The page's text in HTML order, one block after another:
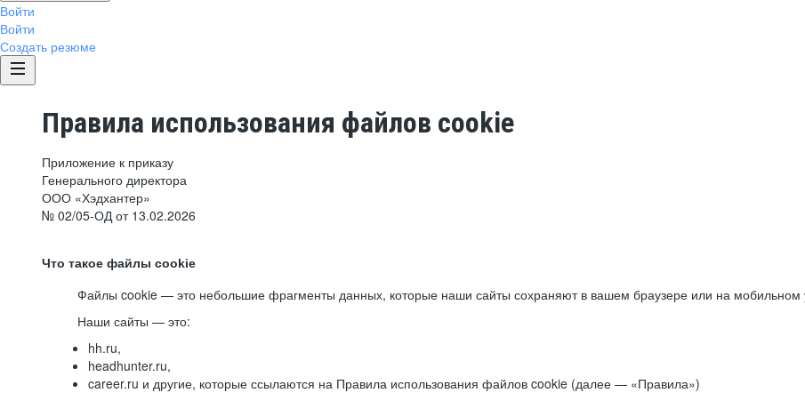
Войти
Войти
Создать резюме
Правила использования файлов cookie
Приложение к приказу
Генерального директора
ООО «Хэдхантер»
№ 02/05-ОД от 13.02.2026
Что такое файлы cookie
Файлы cookie — это небольшие фрагменты данных, которые наши сайты сохраняют в вашем браузере или на мобильном
Наши сайты — это:
hh.ru,
headhunter.ru,
career.ru и другие, которые ссылаются на Правила использования файлов cookie (далее — «Правила»)